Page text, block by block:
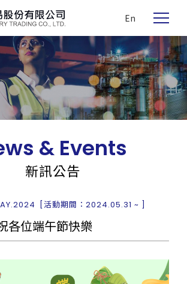
En
& Events
新訊公告
[活動期間：2024.05.31 ~ ]
各位端午節快樂